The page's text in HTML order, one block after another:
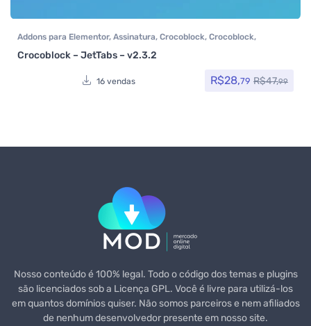
Addons para Elementor, Assinatura, Crocoblock, Crocoblock,
Elementor Pro
Plugins , Todos os itens
Crocoblock – JetTabs – v2.3.2
16 vendas R$28,79 R$47,99
Nosso conteúdo é 100% legal. Todo o código dos temas e plugins
são licenciados sob a Licença GPL. Você é livre para utilizá-los
em quantos domínios quiser. Não somos parceiros e nem afiliados
de nenhum desenvolvedor presente em nosso site.